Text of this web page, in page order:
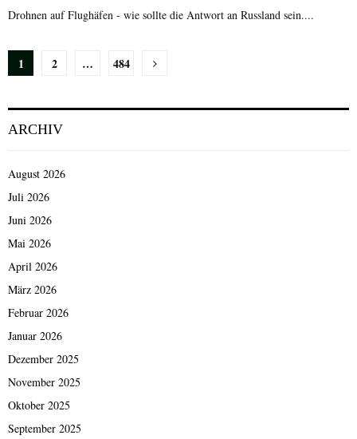
Drohnen auf Flughäfen - wie sollte die Antwort an Russland sein....
Seitennummerierung
Beiträge
1 2 … 484
ARCHIV
August 2026
Juli 2026
Juni 2026
Mai 2026
April 2026
März 2026
Februar 2026
Januar 2026
Dezember 2025
November 2025
Oktober 2025
September 2025